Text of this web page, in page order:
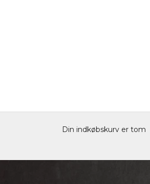
Din indkøbskurv er tom